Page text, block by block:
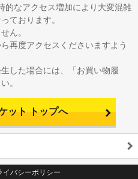
的なアクセス増加により大変混雑
ております。
ん。
再度アクセスくださいますよう
した場合には、「お買い物履
。
ット トップへ
イバシーポリシー